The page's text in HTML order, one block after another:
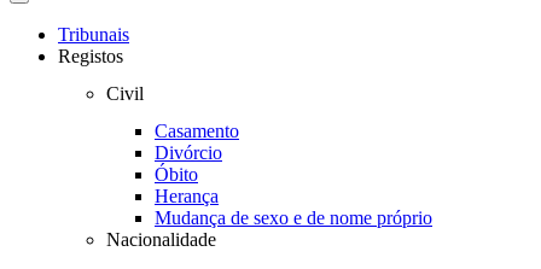
Toggle
navigationTribunais
Registos
Civil
Casamento
Divórcio
Óbito
Herança
Mudança de sexo e de nome próprio
Nacionalidade